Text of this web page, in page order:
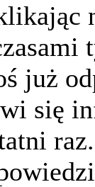
już
się